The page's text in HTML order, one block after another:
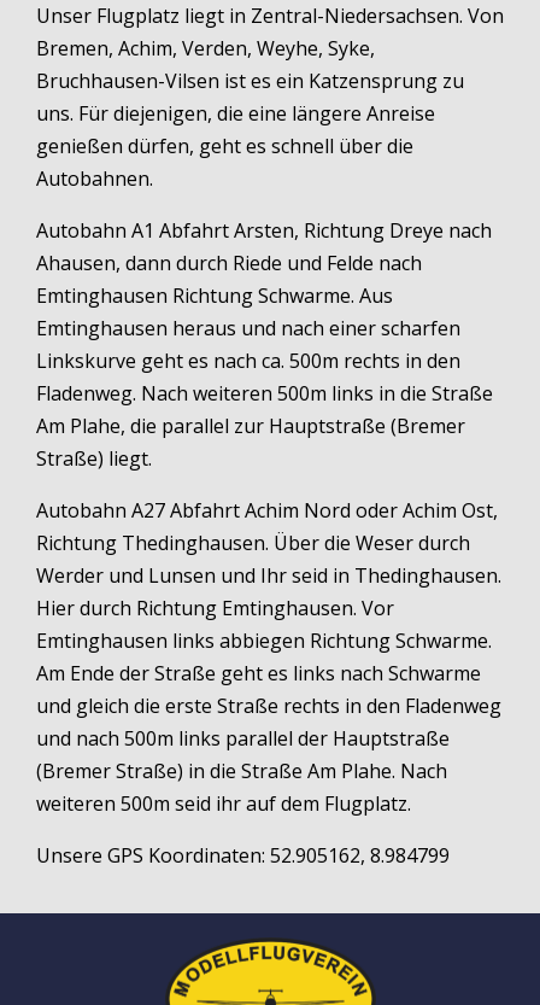
Unser Flugplatz liegt in Zentral-Niedersachsen. Von
Bremen, Achim, Verden, Weyhe, Syke,
Bruchhausen-Vilsen ist es ein Katzensprung zu
uns. Für diejenigen, die eine längere Anreise
genießen dürfen, geht es schnell über die
Autobahnen.
Autobahn A1 Abfahrt Arsten, Richtung Dreye nach
Ahausen, dann durch Riede und Felde nach
Emtinghausen Richtung Schwarme. Aus
Emtinghausen heraus und nach einer scharfen
Linkskurve geht es nach ca. 500m rechts in den
Fladenweg. Nach weiteren 500m links in die Straße
Am Plahe, die parallel zur Hauptstraße (Bremer
Straße) liegt.
Autobahn A27 Abfahrt Achim Nord oder Achim Ost,
Richtung Thedinghausen. Über die Weser durch
Werder und Lunsen und Ihr seid in Thedinghausen.
Hier durch Richtung Emtinghausen. Vor
Emtinghausen links abbiegen Richtung Schwarme.
Am Ende der Straße geht es links nach Schwarme
und gleich die erste Straße rechts in den Fladenweg
und nach 500m links parallel der Hauptstraße
(Bremer Straße) in die Straße Am Plahe. Nach
weiteren 500m seid ihr auf dem Flugplatz.
Unsere GPS Koordinaten: 52.905162, 8.984799